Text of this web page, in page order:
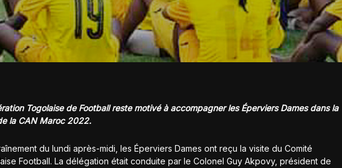
Togolaise de Football reste motivé à accompagner les Éperviers Dames dans la
la CAN Maroc 2022.
du lundi après-midi, les Éperviers Dames ont reçu la visite du Comité
Football. La délégation était conduite par le Colonel Guy Akpovy, président de